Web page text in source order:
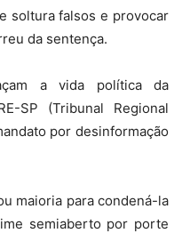
soltura falsos e provocar
da sentença.
a vida política da
SP (Tribunal Regional
por desinformação
maioria para condená-la
semiaberto por porte